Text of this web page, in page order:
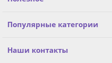
Популярные категории
Наши контакты